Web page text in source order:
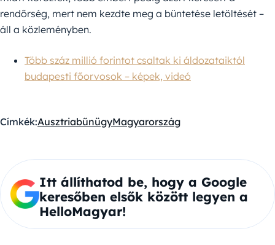
rendőrség, mert nem kezdte meg a büntetése letöltését –
áll a közleményben.
Több száz millió forintot csaltak ki áldozataiktól
budapesti főorvosok – képek, videó
Címkék:AusztriabűnügyMagyarország
Itt állíthatod be, hogy a Google
keresőben elsők között legyen a
HelloMagyar!